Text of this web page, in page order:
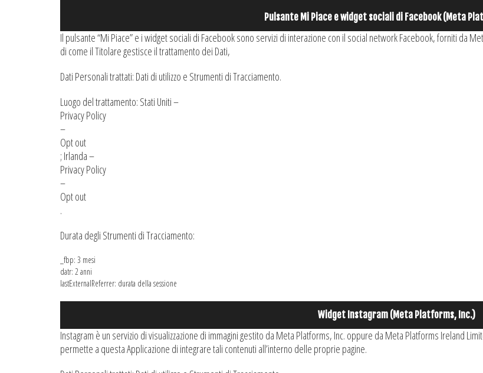
Pulsante Mi Piace e widget sociali di Facebook (Meta
Il pulsante “Mi Piace” e i widget sociali di Facebook sono servizi di interazione con il social network Facebook, forniti da
di come il Titolare gestisce il trattamento dei Dati,
Dati Personali trattati: Dati di utilizzo e Strumenti di Tracciamento.
Luogo del trattamento: Stati Uniti –
Privacy Policy
–
Opt out
; Irlanda –
Privacy Policy
–
Opt out
.
Durata degli Strumenti di Tracciamento:
_fbp: 3 mesi
datr: 2 anni
lastExternalReferrer: durata della sessione
Widget Instagram (Meta Platforms, Inc.)
Instagram è un servizio di visualizzazione di immagini gestito da Meta Platforms, Inc. oppure da Meta Platforms Ireland
permette a questa Applicazione di integrare tali contenuti all’interno delle proprie pagine.